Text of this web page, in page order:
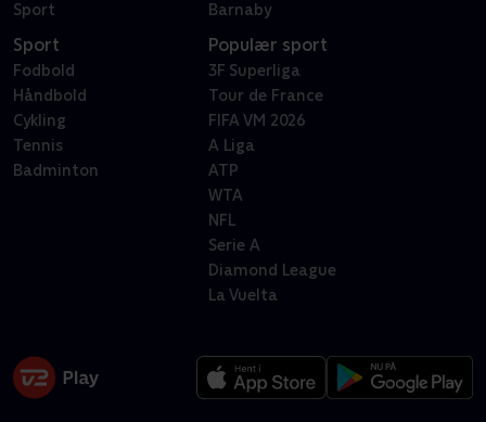
Sport
Barnaby
Sport
Fodbold
Håndbold
Cykling
Tennis
Badminton
Populær sport
3F Superliga
Tour de France
FIFA VM 2026
A Liga
ATP
WTA
NFL
Serie A
Diamond League
La Vuelta